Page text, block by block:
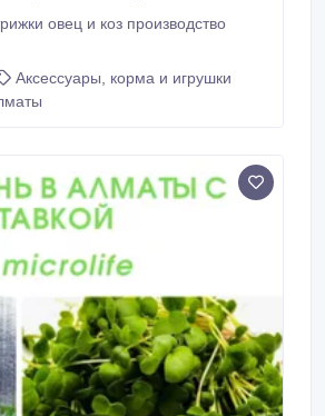
и коз производство
Аксессуары, корма и игрушки